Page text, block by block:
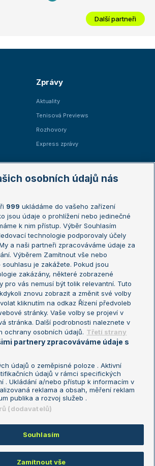
Další partneři
Zprávy
Aktuality
Tenisová Previews
Rozhovory
Express zprávy
Australian Open
French Open
Wimbledon
US Open
Turnaj mistrů
Turnaj mistryň
Nastavení soukromí
Reklama
Informace o zpracování osobních
údajů
TenisPortal.cz. Využíváme zpravodajství ČTK.
osobních údajů nás
999 ukládáme do vašeho zařízení
jsou údaje o prohlížení nebo jedinečné
k nim přístup. Výběr Souhlasím
technologie podporovaly účely
a naši partneři zpracováváme údaje za
Výběrem Zamítnout vše nebo
je zakážete. Pokud jsou
zakázány, některé zobrazené
pro vás nemusí být tolik relevantní. Tuto
znovu zobrazit a změnit své volby
kliknutím na odkaz Řízení předvoleb
stránky. Vaše volby se projeví v
stránka. Další podrobnosti naleznete v
ochrany osobních údajů. Třetí strany
partnery zpracováváme údaje s
údajů o zeměpisné poloze . Aktivní
údajů v rámci specifických
. Ukládání a/nebo přístup k informacím v
reklama a obsah, měření reklam
publika a rozvoj služeb .
(dodavatelů)
Souhlasím
Zamítnout vše